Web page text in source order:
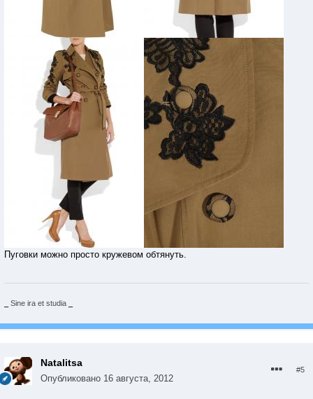
Пуговки можно просто кружевом обтянуть.
Sine ira et studia
Natalitsa
Опубликовано 16 августа, 2012
#5